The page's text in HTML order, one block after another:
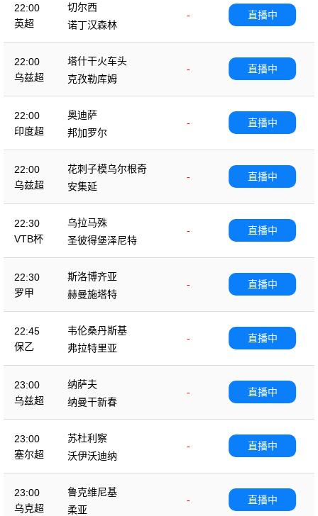
22:00
英超
切尔西
-
诺丁汉森林
直播中
22:00
乌兹超
塔什干火车头
-
克孜勒库姆
直播中
22:00
印度超
奥迪萨
-
邦加罗尔
直播中
22:00
乌兹超
花刺子模乌尔根奇
-
安集延
直播中
22:30
VTB杯
乌拉马殊
-
圣彼得堡泽尼特
直播中
22:30
罗甲
斯洛博齐亚
-
赫曼施塔特
直播中
22:45
保乙
韦伦桑丹斯基
-
弗拉特里亚
直播中
23:00
乌兹超
纳萨夫
-
纳曼干新春
直播中
23:00
塞尔超
苏杜利察
-
沃伊沃迪纳
直播中
23:00
乌克超
鲁克维尼基
-
柔亚
直播中